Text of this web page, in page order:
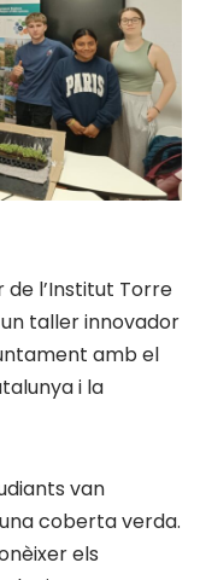
de l’Institut Torre
taller innovador
amb el
i la
van
coberta verda.
els